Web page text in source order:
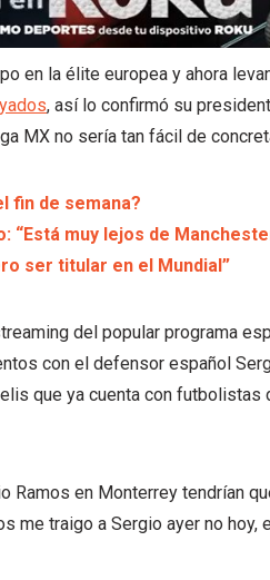
en la élite europea y ahora
, así lo confirmó su
MX no sería tan fácil de
fin de semana?
“Está muy lejos de
ser titular en el Mundial”
del popular programa
con el defensor español
que ya cuenta con futbolistas
Ramos en Monterrey tendrían
me traigo a Sergio ayer no hoy,